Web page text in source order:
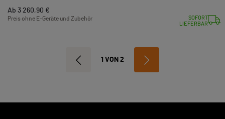
Ab 3 260,90 €
Preis ohne E-Geräte und Zubehör
SOFORT
LIEFERBAR
1 VON 2